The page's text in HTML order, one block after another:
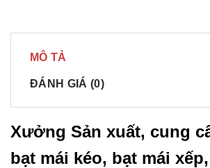
MÔ TẢ
ĐÁNH GIÁ (0)
Xưởng Sản xuất, cung
bạt mái kéo, bạt mái